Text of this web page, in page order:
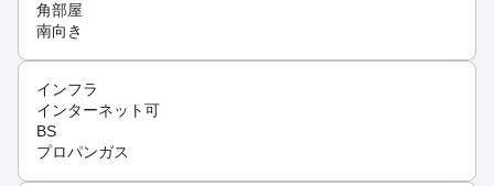
角部屋
南向き
インフラ
インターネット可
BS
プロパンガス